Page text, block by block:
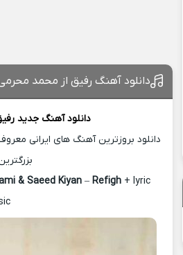
دانلود آهنگ رفیق از محمد
دانلود آهنگ جدید
دانلود بروزترین آهنگ های ایرانی
& Saeed Kiyan –Refigh + lyric